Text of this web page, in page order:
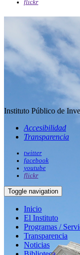
flickr
Instituto Público de
Accesibilidad
Transparencia
twitter
facebook
youtube
flickr
Toggle navigation
Inicio
El Instituto
Programas /
Transparencia
Noticias